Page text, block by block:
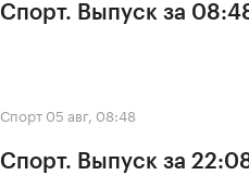
Спорт. Выпуск за
Спорт 05 авг, 08:48
Спорт. Выпуск за